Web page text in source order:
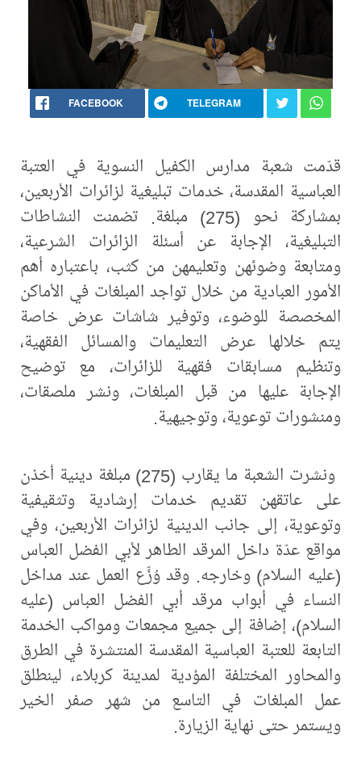
FACEBOOK TELEGRAM
قدّمت شعبة مدارس الكفيل النسوية في العتبة
العباسية المقدسة، خدمات تبليغية لزائرات الأربعين،
بمشاركة نحو (275) مبلغة. تضمنت النشاطات
التبليغية، الإجابة عن أسئلة الزائرات الشرعية،
ومتابعة وضوئهن وتعليمهن من كثب، باعتباره أهم
الأمور العبادية من خلال تواجد المبلغات في الأماكن
المخصصة للوضوء، وتوفير شاشات عرض خاصة
يتم خلالها عرض التعليمات والمسائل الفقهية،
وتنظيم مسابقات فقهية للزائرات، مع توضيح
الإجابة عليها من قبل المبلغات، ونشر ملصقات،
ومنشورات توعوية، وتوجيهية.
ونشرت الشعبة ما يقارب (275) مبلغة دينية أخذن
على عاتقهن تقديم خدمات إرشادية وتثقيفية
وتوعوية، إلى جانب الدينية لزائرات الأربعين، وفي
مواقع عدّة داخل المرقد الطاهر لأبي الفضل العباس
(عليه السلام) وخارجه. وقد وُزِّع العمل عند مداخل
النساء في أبواب مرقد أبي الفضل العباس (عليه
السلام)، إضافة إلى جميع مجمعات ومواكب الخدمة
التابعة للعتبة العباسية المقدسة المنتشرة في الطرق
والمحاور المختلفة المؤدية لمدينة كربلاء، لينطلق
عمل المبلغات في التاسع من شهر صفر الخير
ويستمر حتى نهاية الزيارة.